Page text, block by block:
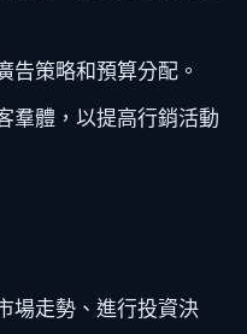
告策略和預算分配。
羣體，以提高行銷活動
場走勢、進行投資決